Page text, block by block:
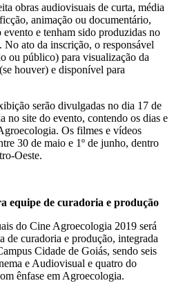
obras audiovisuais de curta, média
animação ou documentário,
e tenham sido produzidas no
ato da inscrição, o responsável
ou público) para visualização da
houver) e disponível para
serão divulgadas no dia 17 de
no site do evento, contendo os dias e
Os filmes e vídeos
30 de maio e 1º de junho, dentro
Oeste.
equipe de curadoria e produção
do Cine Agroecologia 2019 será
de curadoria e produção, integrada
Cidade de Goiás, sendo seis
e Audiovisual e quatro do
ênfase em Agroecologia.